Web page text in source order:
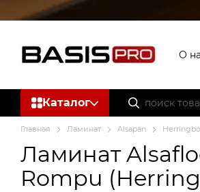
Перейти к основному контенту
О
Каталог
Главная Ламинат Alsapan
Ламинат
Rompu